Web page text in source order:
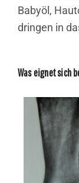
Babyöl,
dringen in
Was eignet sich